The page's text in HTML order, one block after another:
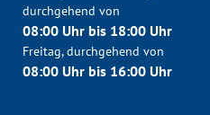
durchgehend von
08:00 Uhr bis 18:00 Uhr
Freitag, durchgehend von
08:00 Uhr bis 16:00 Uhr